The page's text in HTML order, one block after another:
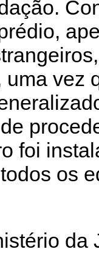
uma vez
foi
os